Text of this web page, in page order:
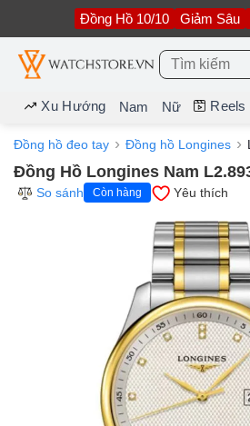
nội
dung
Đồng Hồ 10/10 Giảm Sâu
Tìm
kiếm:
Xu Hướng Nam Nữ Reels
Đồng hồ đeo tay Đồng hồ Longines
Đồng Hồ Longines Nam
So sánh
Còn hàng Yêu thích